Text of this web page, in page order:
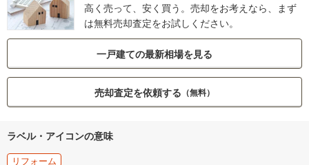
高く売って、安く買う。売却をお考えなら、まず
は無料売却査定をお試しください。
一戸建ての最新相場を見る
売却査定を依頼する （無料）
ラベル・アイコンの意味
リフォーム